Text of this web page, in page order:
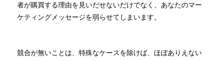
者が購買する理由を見いだせないだけでなく、あなたのマー
ケティングメッセージを弱らせてしまいます。
競合が無いことは、特殊なケースを除けば、ほぼありえない